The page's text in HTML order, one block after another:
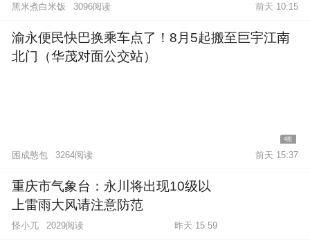
黑米煮白米饭 3096阅读 前天 10:15
渝永便民快巴换乘车点了！8月5起搬至巨宇江南
北门（华茂对面公交站）
4图
困成憨包 3264阅读 前天 15:37
重庆市气象台：永川将出现10级以
上雷雨大风请注意防范
怪小兀 2029阅读 昨天 15:59